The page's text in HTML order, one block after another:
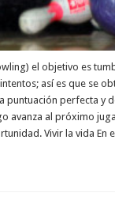
el objetivo es
así es que se
puntuación perfecta y
avanza al próximo
Vivir la vida En